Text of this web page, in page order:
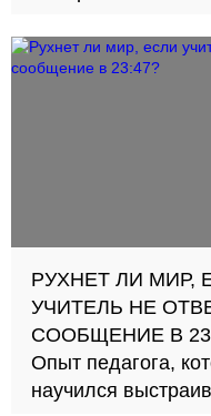
стала её
РУХНЕТ ЛИ МИР,
УЧИТЕЛЬ НЕ
СООБЩЕНИЕ В
Опыт педагога,
научился